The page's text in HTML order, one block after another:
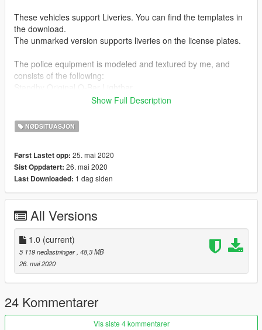
These vehicles support Liveries. You can find the templates in
the download.
The unmarked version supports liveries on the license plates.
The police equipment is modeled and textured by me, and
consists of the following:
Standby BL76 Bumper Leds
Swedish Police wide angle mirror on the passenger side
Grill extra lights
Interior has been modified from Forza motorsports.
A big thank you to:
Krijag
Please don't misuse the mod or try to steal it, that would just
result in me not releasing any other vehicles.
Hope you Enjoy!
Show Full Description
NØDSITUASJON
Først Lastet opp: 25. mai 2020
Sist Oppdatert: 26. mai 2020
Last Downloaded: 1 dag siden
All Versions
1.0 (current)
5 119 nedlastninger , 48,3 MB
26. mai 2020
24 Kommentarer
Vis siste 4 kommentarer